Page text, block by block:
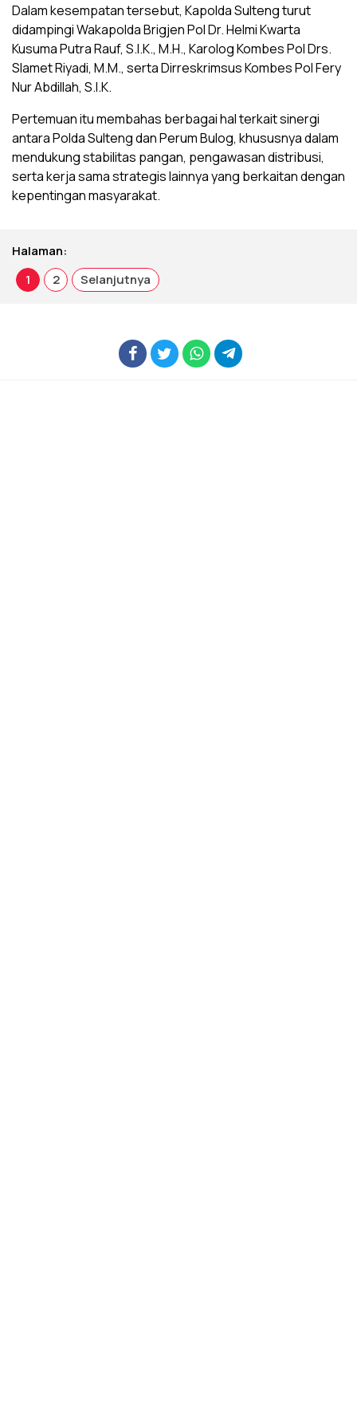
Dalam kesempatan tersebut, Kapolda Sulteng turut
didampingi Wakapolda Brigjen Pol Dr. Helmi Kwarta
Kusuma Putra Rauf, S.I.K., M.H., Karolog Kombes Pol Drs.
Slamet Riyadi, M.M., serta Dirreskrimsus Kombes Pol Fery
Nur Abdillah, S.I.K.
Pertemuan itu membahas berbagai hal terkait sinergi
antara Polda Sulteng dan Perum Bulog, khususnya dalam
mendukung stabilitas pangan, pengawasan distribusi,
serta kerja sama strategis lainnya yang berkaitan dengan
kepentingan masyarakat.
Halaman:
1
2 Selanjutnya